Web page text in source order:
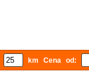
km Cena od: